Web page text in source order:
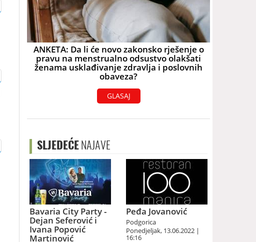
ANKETA: Da li će novo zakonsko rješenje o
pravu na menstrualno odsustvo olakšati
ženama usklađivanje zdravlja i poslovnih
obaveza?
GLASAJ
SLJEDEĆENAJAVE
Bavaria City Party -
Dejan Seferović i
Ivana Popović
Martinović
Peđa Jovanović
Podgorica
Ponedjeljak, 13.06.2022 |
16:16